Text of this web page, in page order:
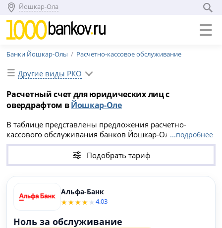
Йошкар-Ола
Банки Йошкар-Олы Расчетно-кассовое обслуживание
Другие виды РКО
Расчетный счет для юридических лиц с
овердрафтом вЙошкар-Оле
В таблице представлены предложения расчетно-
кассового обслуживания банков Йошкар-Олы с
овердрафтом для юридических лиц (кредитной линией
по счету). Сравнив действующие тарифы РКО и выбрав
подходящие условия, можно оформить онлайн-заявку
на открытие расчетного счета для юр.лиц с
овердрафтом.
...подробнее
Подобрать тариф
Альфа-Банк
4.03
Ноль за обслуживание